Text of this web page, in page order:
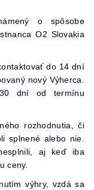
o spôsobe
O2 Slovakia
do 14 dní
nový Výherca.
dní od termínu
rozhodnutia, či
splnené alebo nie.
aj keď iba
ceny.
výhry, vzdá sa